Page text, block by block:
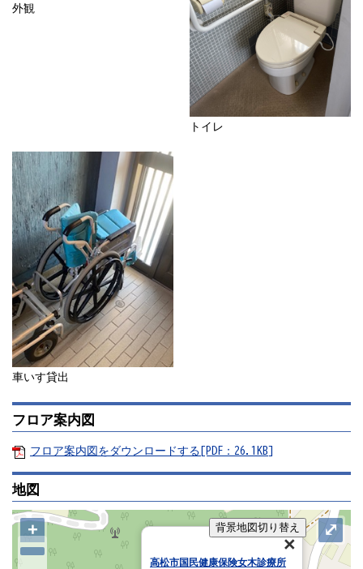
外観
トイレ
車いす貸出
フロア案内図
フロア案内図をダウンロードする[PDF：26.1KB]
地図
背景地図切り替え
高松市国民健康保険女木診療所
+ ⤢